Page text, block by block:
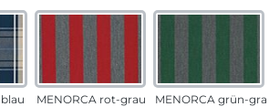
MENORCA rot-grau MENORCA grün-grau